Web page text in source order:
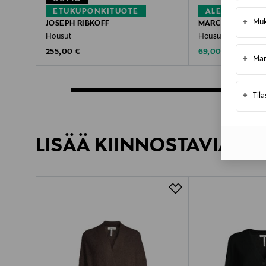
+
+
+
ETUKUPONKITUOTE
JOSEPH RIBKOFF
Housut
Original Price
255,00 €
ALE –40%
MARC O'POLO
Housut
Discounted Price
69,00 €
LISÄÄ KIINNOSTAVIA